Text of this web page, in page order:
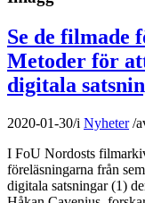
Se de filmade
Metoder för
digitala
2020-01-30/i Nyheter /
I FoU Nordosts
föreläsningarna från
digitala satsningar (1)